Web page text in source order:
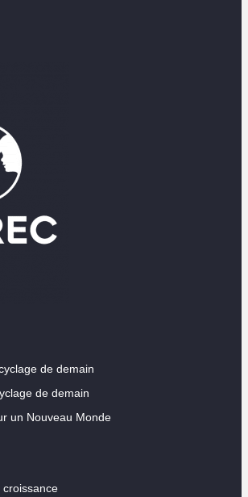
de demain
de demain
un Nouveau Monde
croissance